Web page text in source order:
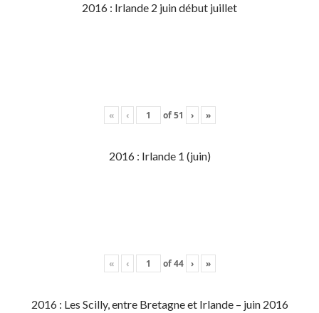
2016 : Irlande 2 juin début juillet
« ‹ of51 › »
2016 : Irlande 1 (juin)
« ‹ of44 › »
2016 : Les Scilly, entre Bretagne et Irlande – juin 2016